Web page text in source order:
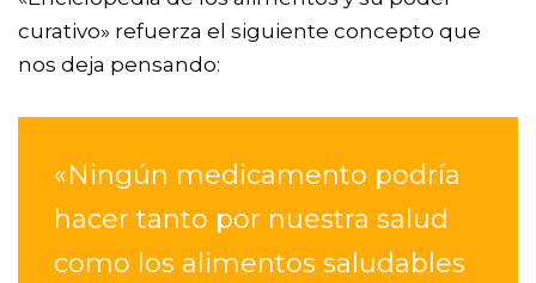
curativo» refuerza el siguiente concepto que
nos deja pensando:
«Ningún medicamento podría
hacer tanto por nuestra salud
como los alimentos saludables